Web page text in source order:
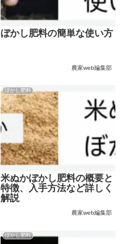
ぼかし肥料の簡単な使い方
農家web編集部
ぼかし肥料
米ぬかぼかし肥料の概要と
特徴、入手方法など詳しく
解説
農家web編集部
ぼかし肥料